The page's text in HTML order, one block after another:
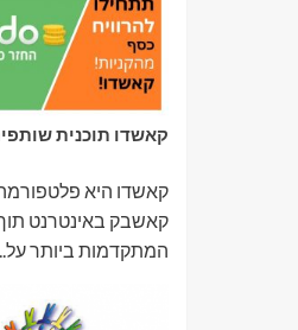
קאשדו תוכנית
קאשדו היא
קאשבק באינטרנט תוך
המתקדמות ביותר